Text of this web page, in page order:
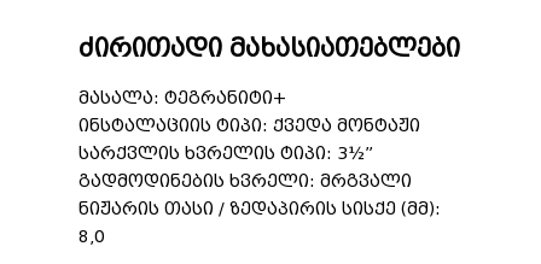
ძირითადი მახასიათებლები
მასალა: ტეგრანიტი+
ინსტალაციის ტიპი: ქვედა მონტაჟი
სარქვლის ხვრელის ტიპი: 3½”
გადმოდინების ხვრელი: მრგვალი
ნიჟარის თასი / ზედაპირის სისქე (მმ):
8,0